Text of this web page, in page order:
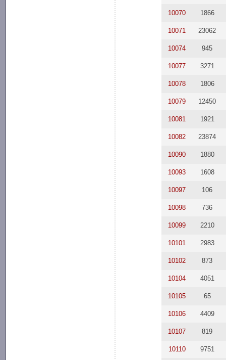
10070 1866
10071 23062
10074 945
10077 3271
10078 1806
10079 12450
10081 1921
10082 23874
10090 1880
10093 1608
10097 106
10098 736
10099 2210
10101 2983
10102 873
10104 4051
10105 65
10106 4409
10107 819
10110 9751